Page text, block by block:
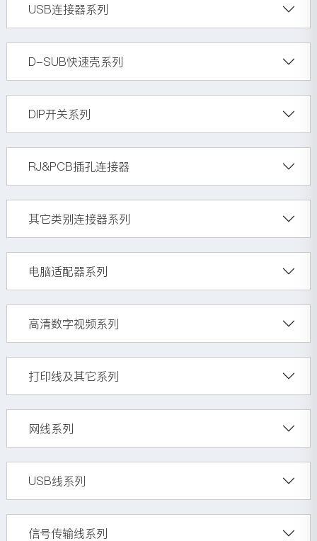
USB连接器系列
D-SUB快速壳系列
DIP开关系列
RJ&PCB插孔连接器
其它类别连接器系列
电脑适配器系列
高清数字视频系列
打印线及其它系列
网线系列
USB线系列
信号传输线系列